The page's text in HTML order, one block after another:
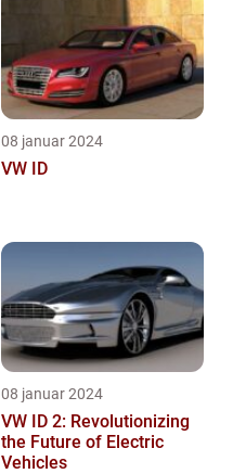
08 januar 2024
VW ID
08 januar 2024
VW ID 2: Revolutionizing
the Future of Electric
Vehicles